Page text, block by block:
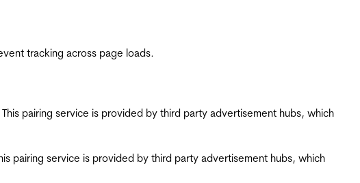
tracking across page loads.
pairing service is provided by third party advertisement hubs, which
pairing service is provided by third party advertisement hubs, which